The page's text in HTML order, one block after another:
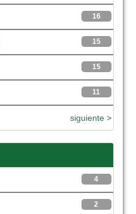
16
15
15
11
siguiente >
4
2